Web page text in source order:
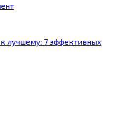
лучшему: 7 эффективных